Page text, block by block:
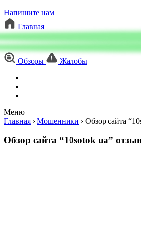
Напишите нам
Главная
Обзоры
Жалобы
Меню
Главная › Мошенники › Обзор сайта
Обзор сайта “10sotok ua”